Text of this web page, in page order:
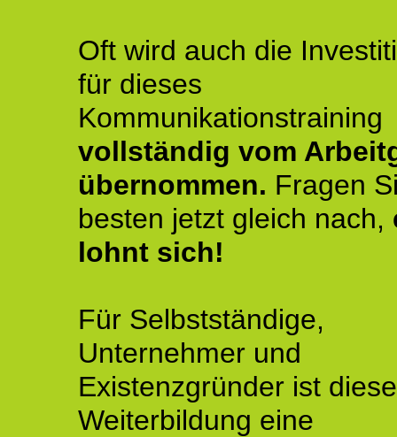
Oft wird auch die
für dieses
Kommunikationstraining
vollständig vom
übernommen. Fragen
besten jetzt gleich nach,
lohnt sich!
Für Selbstständige,
Unternehmer und
Existenzgründer ist diese
Weiterbildung eine